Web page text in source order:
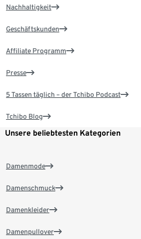
Nachhaltigkeit
Geschäftskunden
Affiliate Programm
Presse
5 Tassen täglich – der Tchibo Podcast
Tchibo Blog
Unsere beliebtesten Kategorien
Damenmode
Damenschmuck
Damenkleider
Damenpullover